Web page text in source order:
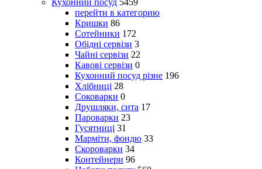
Кухонний посуд 5459
перейти в категорию
Кришки 86
Сотейники 172
Обідні сервізи 3
Чайні сервізи 22
Кавові сервізи 0
Кухонний посуд різне 196
Хлібниці 28
Соковарки 0
Друшляки, сита 17
Пароварки 23
Гусятниці 31
Марміти, фондю 33
Скороварки 34
Контейнери 96